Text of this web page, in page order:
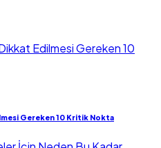
Gereken 10 Kritik Nokta